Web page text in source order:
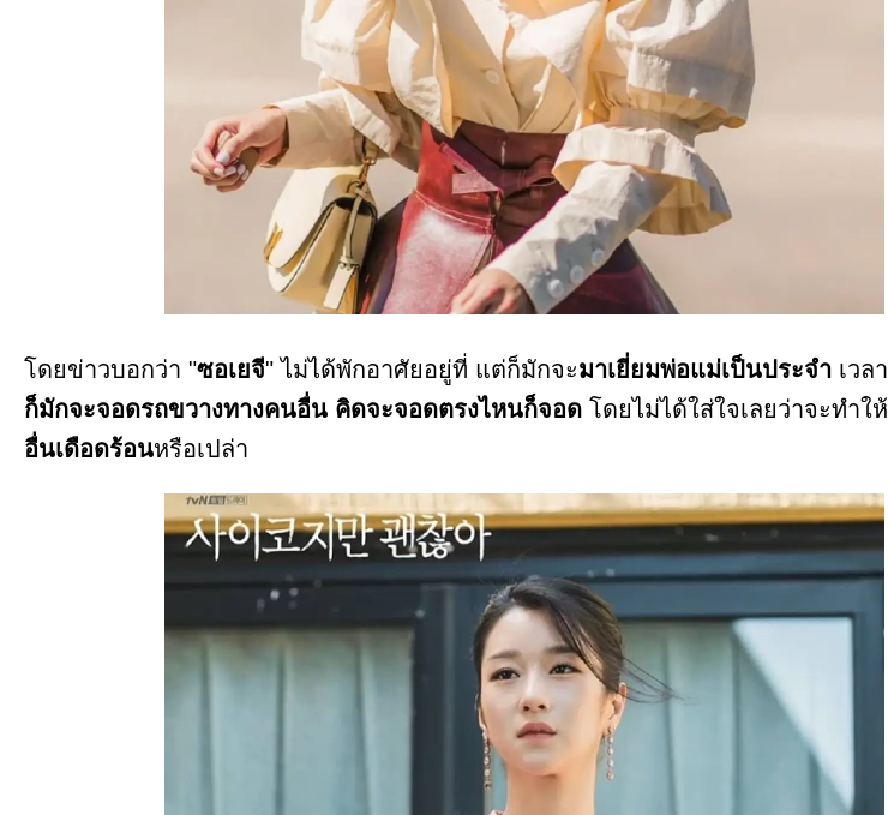
โดยข่าวบอกว่า "ซอเยจี" ไม่ได้พักอาศัยอยู่ที่ แต่ก็มักจะมาเยี่ยมพ่อแม่เป็นประจำ เวลา
ก็มักจะจอดรถขวางทางคนอื่น คิดจะจอดตรงไหนก็จอด โดยไม่ได้ใส่ใจเลยว่าจะทำให้
อื่นเดือดร้อนหรือเปล่า